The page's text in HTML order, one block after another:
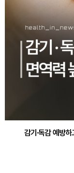
감기·독감 예방